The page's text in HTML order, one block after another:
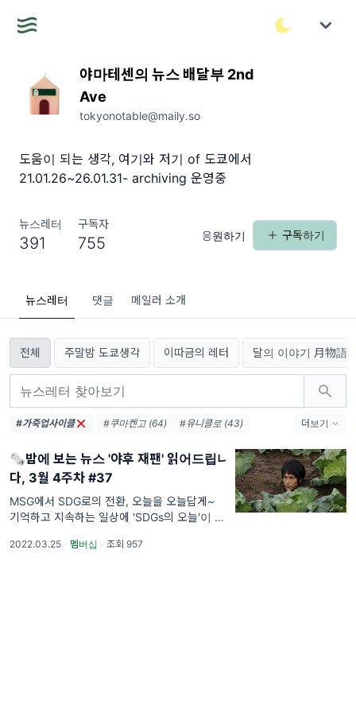
야마테센의 뉴스 배달부 2nd
Ave
tokyonotable@maily.so
도움이 되는 생각, 여기와 저기 of 도쿄에서
21.01.26~26.01.31- archiving 운영중
뉴스레터
391
구독자
755 응원하기 구독하기
뉴스레터 댓글 메일러 소개
전체 주말밤 도쿄생각 이따금의 레터 달의 이야기 月物語
#가죽업사이클 #쿠마켄고 (64)
#유니클로 (43)
#책방 (36)
#도쿄 (33)
#시부야 (32)
#스타벅스 (28)
#안도타다오 (22)
#센토 (22)
#백화점 (21)
#무라카미하루키 (21)
#사카모토류이치 (21)
더보기
🗞️밤에 보는 뉴스 '야후 재팬' 읽어드립니
다, 3월 4주차 #37
MSG에서 SDG로의 전환, 오늘을 오늘답게~
기억하고 지속하는 일상에 'SDGs의 오늘'이 태
래 뉴스에서 종종 접하는 좀 놀라운 소식은, 아
2022.03.25 · 멤버십 · 조회 957